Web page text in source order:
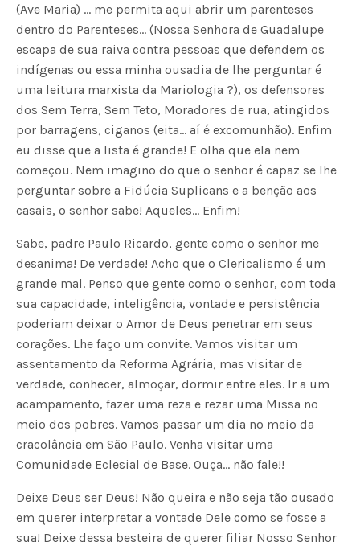
(Ave Maria) … me permita aqui abrir um parenteses
dentro do Parenteses… (Nossa Senhora de Guadalupe
escapa de sua raiva contra pessoas que defendem os
indígenas ou essa minha ousadia de lhe perguntar é
uma leitura marxista da Mariologia ?), os defensores
dos Sem Terra, Sem Teto, Moradores de rua, atingidos
por barragens, ciganos (eita… aí é excomunhão). Enfim
eu disse que a lista é grande! E olha que ela nem
começou. Nem imagino do que o senhor é capaz se lhe
perguntar sobre a Fidúcia Suplicans e a benção aos
casais, o senhor sabe! Aqueles… Enfim!
Sabe, padre Paulo Ricardo, gente como o senhor me
desanima! De verdade! Acho que o Clericalismo é um
grande mal. Penso que gente como o senhor, com toda
sua capacidade, inteligência, vontade e persistência
poderiam deixar o Amor de Deus penetrar em seus
corações. Lhe faço um convite. Vamos visitar um
assentamento da Reforma Agrária, mas visitar de
verdade, conhecer, almoçar, dormir entre eles. Ir a um
acampamento, fazer uma reza e rezar uma Missa no
meio dos pobres. Vamos passar um dia no meio da
cracolância em São Paulo. Venha visitar uma
Comunidade Eclesial de Base. Ouça… não fale!!
Deixe Deus ser Deus! Não queira e não seja tão ousado
em querer interpretar a vontade Dele como se fosse a
sua! Deixe dessa besteira de querer filiar Nosso Senhor